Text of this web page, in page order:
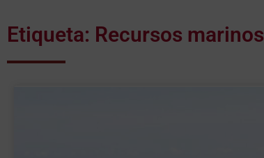
Etiqueta: Recursos marinos